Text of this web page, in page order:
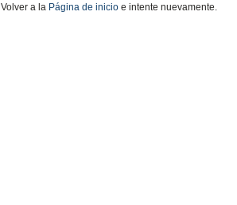
Volver a la Página de inicio e intente nuevamente.